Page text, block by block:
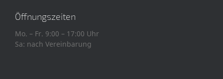
Öffnungszeiten
Mo. – Fr. 9:00 – 17:00 Uhr
Sa: nach Vereinbarung